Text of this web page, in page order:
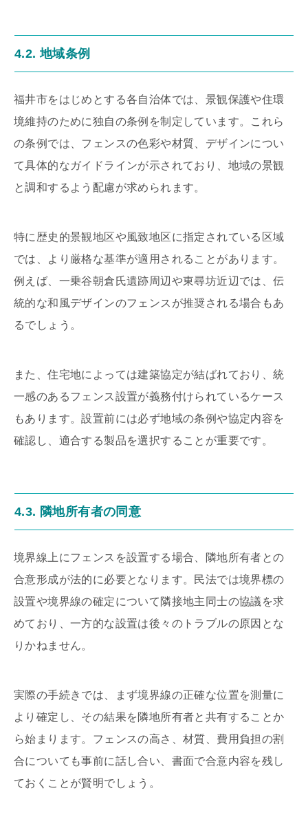
4.2. 地域条例
福井市をはじめとする各自治体では、景観保護や住環
境維持のために独自の条例を制定しています。これら
の条例では、フェンスの色彩や材質、デザインについ
て具体的なガイドラインが示されており、地域の景観
と調和するよう配慮が求められます。
特に歴史的景観地区や風致地区に指定されている区域
では、より厳格な基準が適用されることがあります。
例えば、一乗谷朝倉氏遺跡周辺や東尋坊近辺では、伝
統的な和風デザインのフェンスが推奨される場合もあ
るでしょう。
また、住宅地によっては建築協定が結ばれており、統
一感のあるフェンス設置が義務付けられているケース
もあります。設置前には必ず地域の条例や協定内容を
確認し、適合する製品を選択することが重要です。
4.3. 隣地所有者の同意
境界線上にフェンスを設置する場合、隣地所有者との
合意形成が法的に必要となります。民法では境界標の
設置や境界線の確定について隣接地主同士の協議を求
めており、一方的な設置は後々のトラブルの原因とな
りかねません。
実際の手続きでは、まず境界線の正確な位置を測量に
より確定し、その結果を隣地所有者と共有することか
ら始まります。フェンスの高さ、材質、費用負担の割
合についても事前に話し合い、書面で合意内容を残し
ておくことが賢明でしょう。